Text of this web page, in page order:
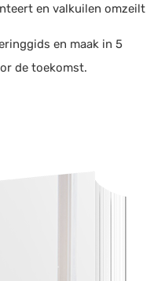
en valkuilen omzeilt
en maak in 5
de toekomst.